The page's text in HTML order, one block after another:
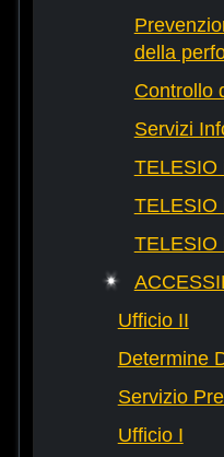
della
Controllo
Servizi
TELESIO
TELESIO
TELESIO
Ufficio II
Determine
Servizio
Ufficio I